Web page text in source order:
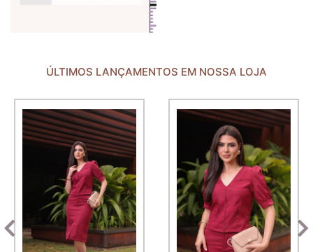
ÚLTIMOS LANÇAMENTOS EM NOSSA LOJA